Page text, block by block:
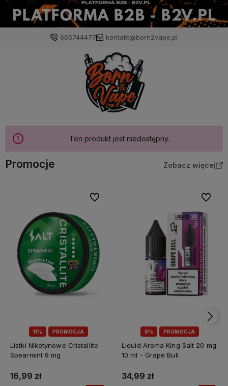
665744477 kontakt@born2vape.pl
Ten produkt jest niedostępny.
Promocje Zobacz więcej
11% PROMOCJA
Listki Nikotynowe Cristallite
Spearmint 9 mg
16,99 zł
Do ulubionych
8% PROMOCJA
Liquid Aroma King Salt 20 mg
10 ml - Grape Bull
34,99 zł
Do